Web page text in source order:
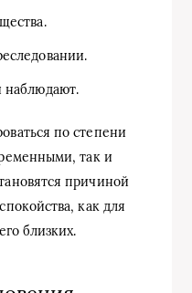
наблюдают.
по степени
так и
причиной
как для
близких.